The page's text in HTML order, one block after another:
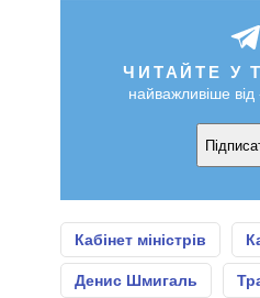
ЧИТАЙТЕ У
найважливіше від
Кабінет міністрів
Денис Шмигаль